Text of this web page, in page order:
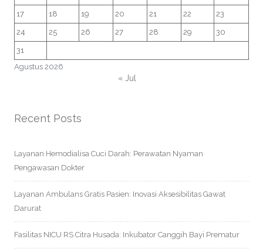
Agustus 2026
17 18 19 20 21 22 23
24 25 26 27 28 29 30
31
« Jul
Recent Posts
Layanan Hemodialisa Cuci Darah: Perawatan Nyaman
Pengawasan Dokter
Layanan Ambulans Gratis Pasien: Inovasi Aksesibilitas Gawat
Darurat
Fasilitas NICU RS Citra Husada: Inkubator Canggih Bayi Prematur